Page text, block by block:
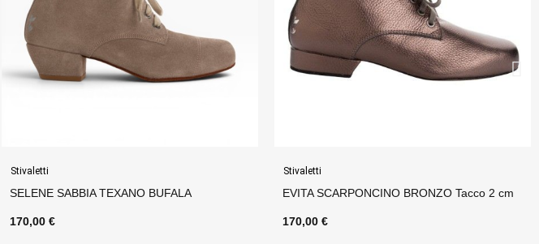
Stivaletti
EVITA SCARPONCINO BRONZO Tacco 2 cm
170,00 €
Stivaletti
EVITA SCARPONCINO CASTAGNO Tacco 2